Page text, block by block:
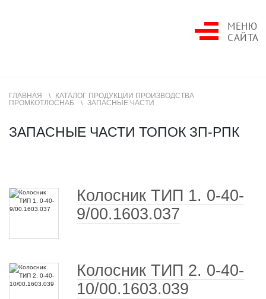
МЕНЮ
САЙТА
ГЛАВНАЯ
КАТАЛОГ ПРОДУКЦИИ ПРОИЗВОДСТВА
ПРОМКОТЛОСНАБ
ЗАПАСНЫЕ ЧАСТИ
ЗАПАСНЫЕ ЧАСТИ ТОПОК ЗП-РПК
Колосник ТИП 1. 0-40-
9/00.1603.037
Колосник ТИП 2. 0-40-
10/00.1603.039